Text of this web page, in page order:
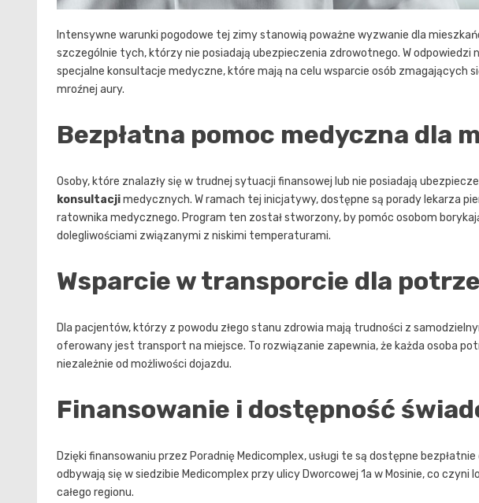
Intensywne warunki pogodowe tej zimy stanowią poważne wyzwanie dla
szczególnie tych, którzy nie posiadają ubezpieczenia zdrowotnego. W odpowiedzi
specjalne konsultacje medyczne, które mają na celu wsparcie osób zmagających
mroźnej aury.
Bezpłatna pomoc medyczna dla
Osoby, które znalazły się w trudnej sytuacji finansowej lub nie posiadają
konsultacjimedycznych. W ramach tej inicjatywy, dostępne są porady lekarza
ratownika medycznego. Program ten został stworzony, by pomóc osobom
dolegliwościami związanymi z niskimi temperaturami.
Wsparcie w transporcie dla
Dla pacjentów, którzy z powodu złego stanu zdrowia mają trudności z
oferowany jest transport na miejsce. To rozwiązanie zapewnia, że każda osoba
niezależnie od możliwości dojazdu.
Finansowanie i dostępność
Dzięki finansowaniu przez Poradnię Medicomplex, usługi te są dostępne
odbywają się w siedzibie Medicomplex przy ulicy Dworcowej 1a w Mosinie, co
całego regionu.